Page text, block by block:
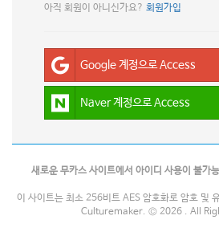
아직 회원이 아니신가요? 회원가입
Google 계정으로 Access
Naver 계정으로 Access
새로운 무카스 사이트에서 아이디 사용이 불가
이 사이트는 최소 256비트 AES 암호화로 암호 및
Culturemaker. © 2026 . All